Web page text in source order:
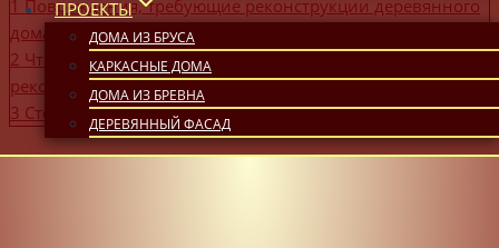
ПРОЕКТЫ
ДОМА ИЗ БРУСА
КАРКАСНЫЕ ДОМА
ДОМА ИЗ БРЕВНА
ДЕРЕВЯННЫЙ ФАСАД
1 Повреждения, требующие реконструкции деревянного
дома
2 Что важно знать при проведении работ по
реконструкции деревянного дома?
3 Стоимость работ по реконструкции деревянного дома